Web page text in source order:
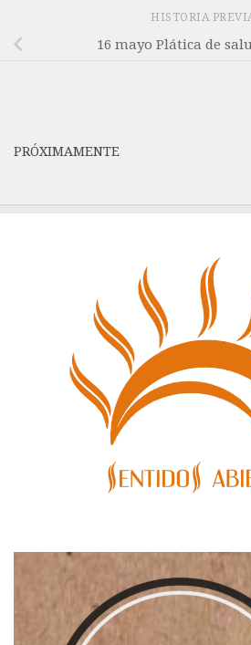
HISTORIA
16 mayo Plática de
PRÓXIMAMENTE